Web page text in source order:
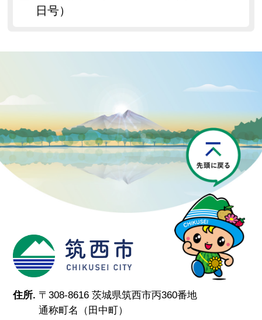
日号）
筑西市
住所. 〒308-8616 茨城県筑西市丙360番地
通称町名（田中町）